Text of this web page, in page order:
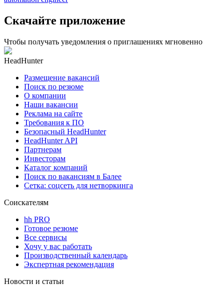
Скачайте приложение
Чтобы получать уведомления о приглашениях мгновенно
HeadHunter
Размещение вакансий
Поиск по резюме
О компании
Наши вакансии
Реклама на сайте
Требования к ПО
Безопасный HeadHunter
HeadHunter API
Партнерам
Инвесторам
Каталог компаний
Поиск по вакансиям в Балее
Сетка: соцсеть для нетворкинга
Соискателям
hh PRO
Готовое резюме
Все сервисы
Хочу у вас работать
Производственный календарь
Экспертная рекомендация
Новости и статьи